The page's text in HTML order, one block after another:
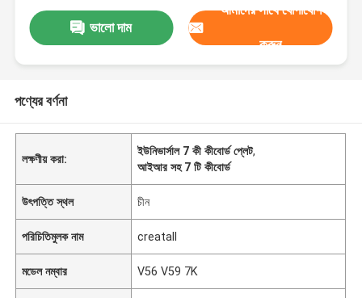
ভালো দাম
আমাদের সাথে যোগাযোগ
করুন
পণ্যের বর্ণনা
লক্ষণীয় করা:
ইউনিভার্সাল 7 কী কীবোর্ড প্লেট,
আইআর সহ 7 টি কীবোর্ড
উৎপত্তি স্থল চীন
পরিচিতিমুলক নাম creatall
মডেল নম্বার V56 V59 7K